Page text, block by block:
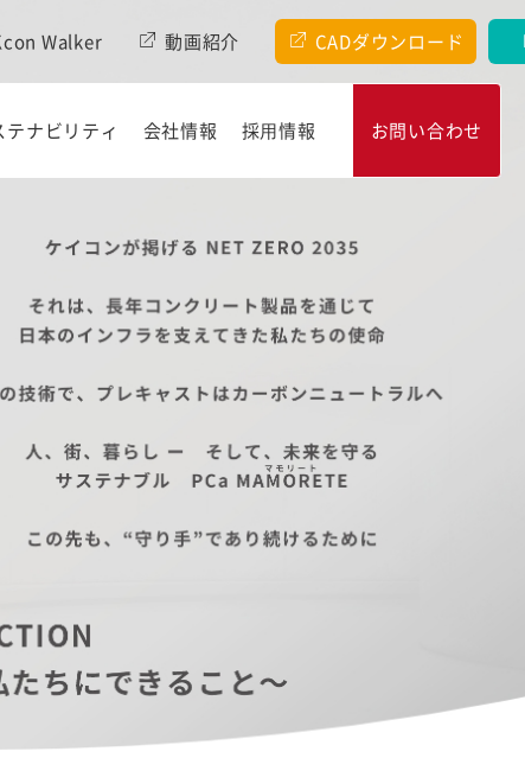
Walker 動画紹介 CADダウンロード
テナビリティ 会社情報 採⽤情報 お問い合わせ